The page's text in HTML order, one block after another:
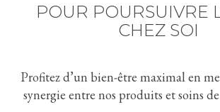
POUR POURSUIVRE
CHEZ SOI
Profitez d’un bien-être maximal en
synergie entre nos produits et soins